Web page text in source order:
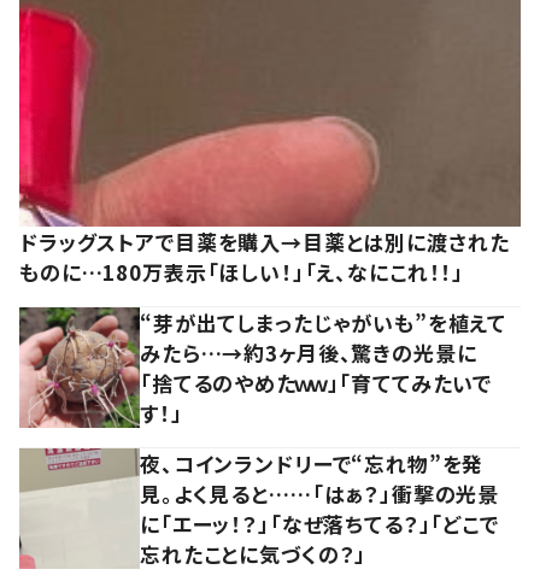
ドラッグストアで目薬を購入→目薬とは別に渡された
ものに…180万表示「ほしい！」「え、なにこれ！！」
“芽が出てしまったじゃがいも”を植えて
みたら…→約3ヶ月後、驚きの光景に
「捨てるのやめたｗｗ」「育ててみたいで
す！」
夜、コインランドリーで“忘れ物”を発
見。よく見ると……「はぁ？」衝撃の光景
に「エーッ！？」「なぜ落ちてる？」「どこで
忘れたことに気づくの？」